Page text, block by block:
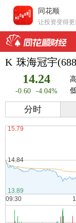
同花顺
让投资变得
K 珠海冠宇
14.24
-0.60 -4.04%
分时